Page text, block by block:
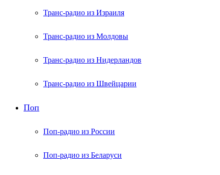
Транс-радио из Израиля
Транс-радио из Молдовы
Транс-радио из Нидерландов
Транс-радио из Швейцарии
Поп
Поп-радио из России
Поп-радио из Беларуси